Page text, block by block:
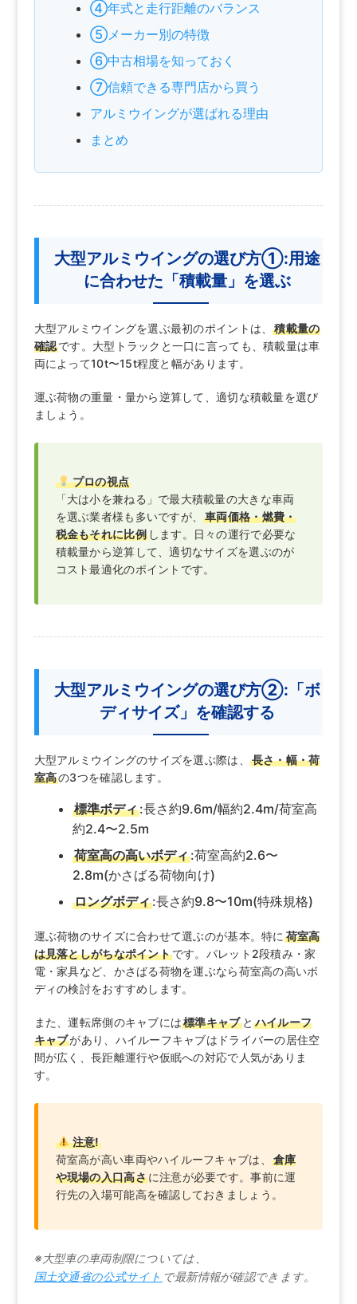
④年式と走行距離のバランス
⑤メーカー別の特徴
⑥中古相場を知っておく
⑦信頼できる専門店から買う
アルミウイングが選ばれる理由
まとめ
大型アルミウイングの選び方①:用途
に合わせた「積載量」を選ぶ
大型アルミウイングを選ぶ最初のポイントは、積載量の
確認です。大型トラックと一口に言っても、積載量は車
両によって10t〜15t程度と幅があります。
運ぶ荷物の重量・量から逆算して、適切な積載量を選び
ましょう。
プロの視点
「大は小を兼ねる」で最大積載量の大きな車両
を選ぶ業者様も多いですが、車両価格・燃費・
税金もそれに比例します。日々の運行で必要な
積載量から逆算して、適切なサイズを選ぶのが
コスト最適化のポイントです。
大型アルミウイングの選び方②:「ボ
ディサイズ」を確認する
大型アルミウイングのサイズを選ぶ際は、
長さ・幅・荷
室高の3つを確認します。
標準ボディ:長さ約9.6m/幅約2.4m/荷室高
約2.4〜2.5m
荷室高の高いボディ:荷室高約2.6〜
2.8m(かさばる荷物向け)
ロングボディ:長さ約9.8〜10m(特殊規格)
運ぶ荷物のサイズに合わせて選ぶのが基本。特に 荷室高
は見落としがちなポイントです。パレット2段積み・家
電・家具など、かさばる荷物を運ぶなら荷室高の高いボ
ディの検討をおすすめします。
また、運転席側のキャブには標準キャブと ハイルーフ
キャブがあり、ハイルーフキャブはドライバーの居住空
間が広く、長距離運行や仮眠への対応で人気がありま
す。
注意!
荷室高が高い車両やハイルーフキャブは、
倉庫
や現場の入口高さに注意が必要です。事前に運
行先の入場可能高を確認しておきましょう。
※大型車の車両制限については、
国土交通省の公式サイト で最新情報が確認できます。